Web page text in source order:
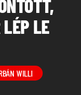
LE
WILLI